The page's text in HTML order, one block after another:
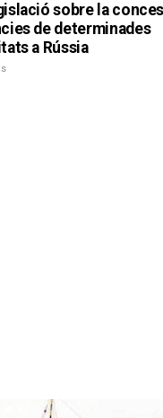
sobre la
de determinades
a Rússia